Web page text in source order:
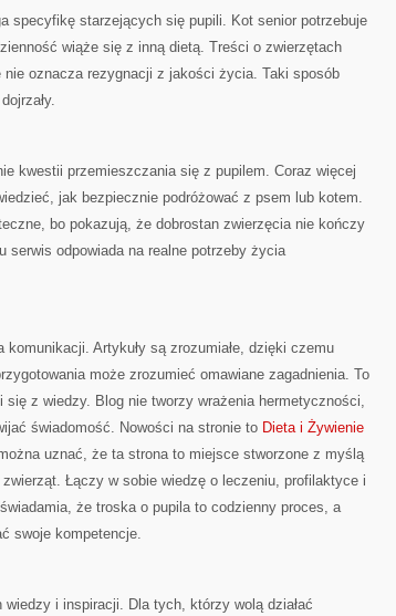
specyfikę starzejących się pupili. Kot senior potrzebuje
wiąże się z inną dietą. Treści o zwierzętach
oznacza rezygnacji z jakości życia. Taki sposób
kwestii przemieszczania się z pupilem. Coraz więcej
jak bezpiecznie podróżować z psem lub kotem.
bo pokazują, że dobrostan zwierzęcia nie kończy
odpowiada na realne potrzeby życia
Artykuły są zrozumiałe, dzięki czemu
może zrozumieć omawiane zagadnienia. To
się z wiedzy. Blog nie tworzy wrażenia hermetyczności,
świadomość. Nowości na stronie to Dieta i Żywienie
uznać, że ta strona to miejsce stworzone z myślą
Łączy w sobie wiedzę o leczeniu, profilaktyce i
że troska o pupila to codzienny proces, a
swoje kompetencje.
i inspiracji. Dla tych, którzy wolą działać